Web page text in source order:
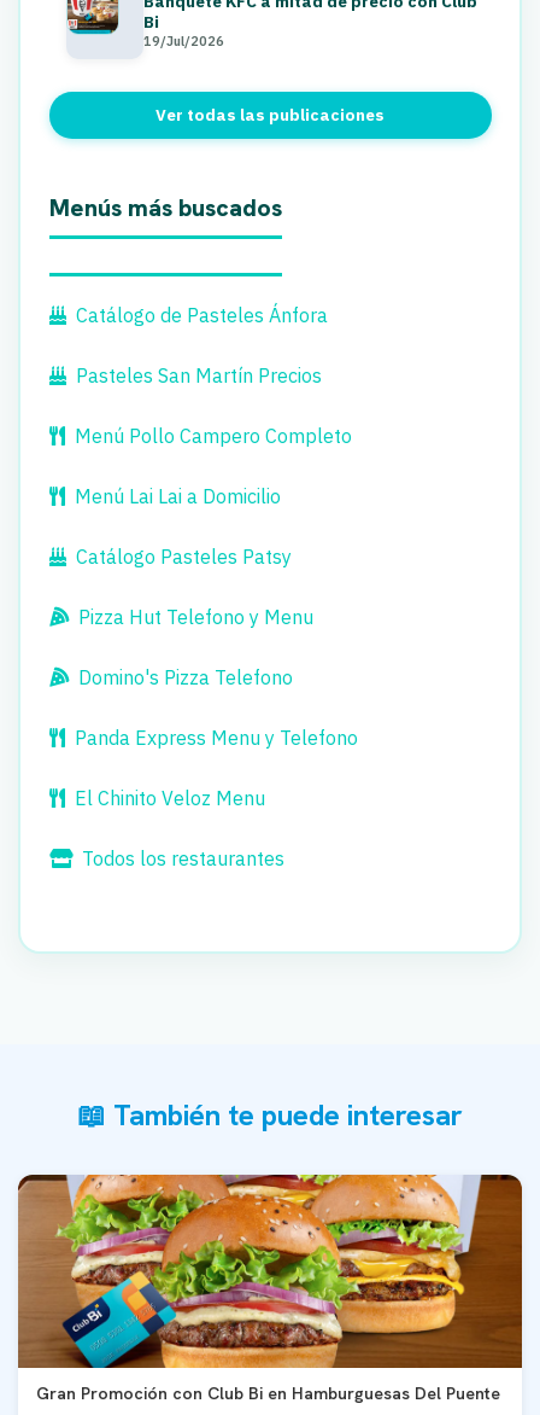
Bi
19/Jul/2026
Ver todas las publicaciones
Menús más buscados
Catálogo de Pasteles Ánfora
Pasteles San Martín Precios
Menú Pollo Campero Completo
Menú Lai Lai a Domicilio
Catálogo Pasteles Patsy
Pizza Hut Telefono y Menu
Domino's Pizza Telefono
Panda Express Menu y Telefono
El Chinito Veloz Menu
Todos los restaurantes
📖 También te puede interesar
Gran Promoción con Club Bi en Hamburguesas Del Puente